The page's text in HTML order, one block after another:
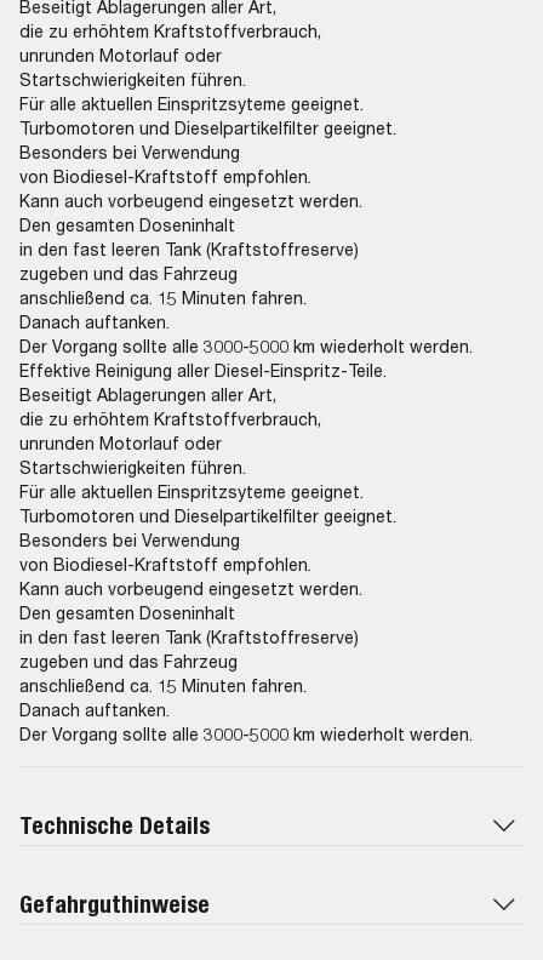
Beseitigt Ablagerungen aller Art,
die zu erhöhtem Kraftstoffverbrauch,
unrunden Motorlauf oder
Startschwierigkeiten führen.
Für alle aktuellen Einspritzsyteme geeignet.
Turbomotoren und Dieselpartikelfilter geeignet.
Besonders bei Verwendung
von Biodiesel-Kraftstoff empfohlen.
Kann auch vorbeugend eingesetzt werden.
Den gesamten Doseninhalt
in den fast leeren Tank (Kraftstoffreserve)
zugeben und das Fahrzeug
anschließend ca. 15 Minuten fahren.
Danach auftanken.
Der Vorgang sollte alle 3000-5000 km wiederholt werden.
Effektive Reinigung aller Diesel-Einspritz-Teile.
Beseitigt Ablagerungen aller Art,
die zu erhöhtem Kraftstoffverbrauch,
unrunden Motorlauf oder
Startschwierigkeiten führen.
Für alle aktuellen Einspritzsyteme geeignet.
Turbomotoren und Dieselpartikelfilter geeignet.
Besonders bei Verwendung
von Biodiesel-Kraftstoff empfohlen.
Kann auch vorbeugend eingesetzt werden.
Den gesamten Doseninhalt
in den fast leeren Tank (Kraftstoffreserve)
zugeben und das Fahrzeug
anschließend ca. 15 Minuten fahren.
Danach auftanken.
Der Vorgang sollte alle 3000-5000 km wiederholt werden.
Technische Details
Gefahrguthinweise